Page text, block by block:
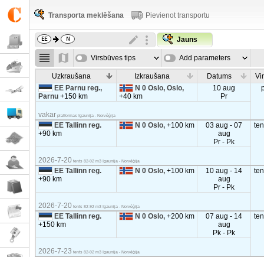
Transporta meklēšana Pievienot transportu
Jauns
Virsbūves tips Add parameters
Uzkraušana Izkraušana Datums
EE Parnu reg.,
Parnu+150 km
N 0 Oslo, Oslo,
+40 km
10 aug
Pr
vakar platformas Igaunija - Norvēģija
EE Tallinn reg.
+90 km
N 0 Oslo,+100 km
03 aug - 07
aug
Pr - Pk
2026-7-20 tents 82-92 m3 Igaunija - Norvēģija
EE Tallinn reg.
+90 km
N 0 Oslo,+100 km
10 aug - 14
aug
Pr - Pk
2026-7-20 tents 82-92 m3 Igaunija - Norvēģija
EE Tallinn reg.
+150 km
N 0 Oslo,+200 km
07 aug - 14
aug
Pk - Pk
2026-7-23 tents 82-92 m3 Igaunija - Norvēģija